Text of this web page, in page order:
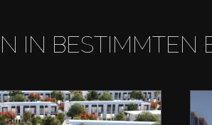
IN BESTIMMTEN